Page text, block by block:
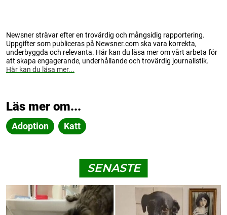
Newsner strävar efter en trovärdig och mångsidig rapportering.
Uppgifter som publiceras på Newsner.com ska vara korrekta,
underbyggda och relevanta. Här kan du läsa mer om vårt arbeta för
att skapa engagerande, underhållande och trovärdig journalistik.
Här kan du läsa mer...
Läs mer om...
Adoption Katt
SENASTE